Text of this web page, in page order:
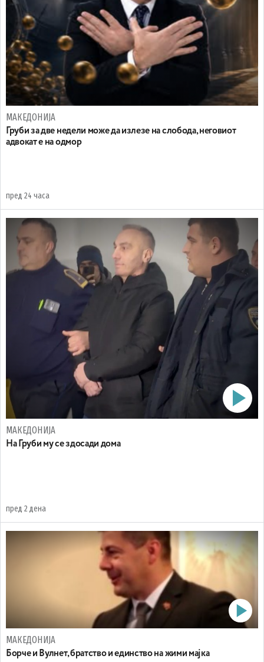
МАКЕДОНИЈА
Груби за две недели може да излезе на слобода, неговиот
адвокат е на одмор
пред 24 часа
МАКЕДОНИЈА
На Груби му се здосади дома
пред 2 дена
МАКЕДОНИЈА
Борче и Вулнет, братство и единство на жими мајка